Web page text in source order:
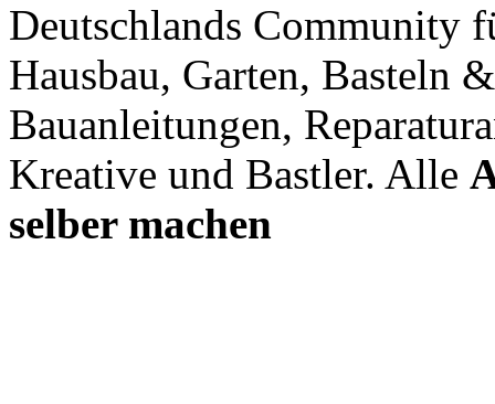
Deutschlands Community
Hausbau, Garten, Basteln
Bauanleitungen,
Kreative und Bastler. Alle
selber machen